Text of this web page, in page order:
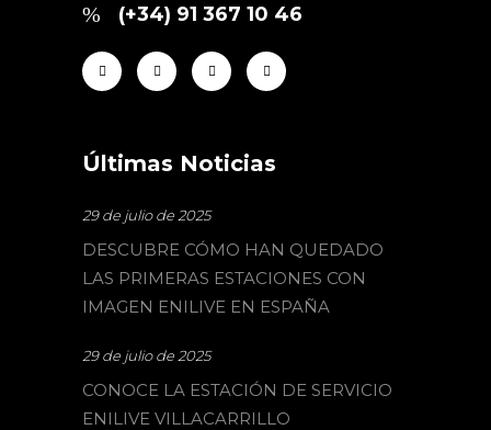
(+34) 91 367 10 46
Últimas Noticias
29 de julio de 2025
DESCUBRE CÓMO HAN QUEDADO
LAS PRIMERAS ESTACIONES CON
IMAGEN ENILIVE EN ESPAÑA
29 de julio de 2025
CONOCE LA ESTACIÓN DE SERVICIO
ENILIVE VILLACARRILLO